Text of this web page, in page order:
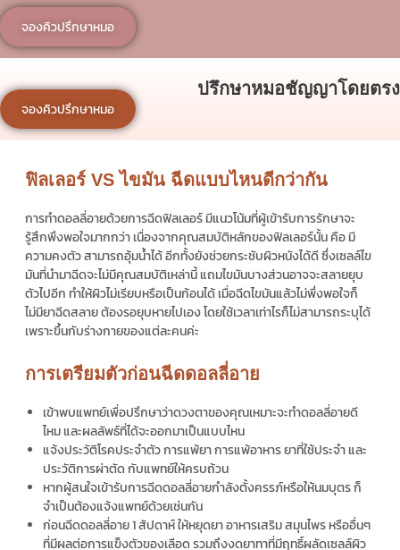
จองคิวปรึกษาหมอ
ปรึกษาหมอชัญญาโดยตรง
จองคิวปรึกษาหมอ
ฟิลเลอร์ VS ไขมัน ฉีดแบบไหนดีกว่ากัน
การทำดอลลี่อายด้วยการฉีดฟิลเลอร์ มีแนวโน้มที่ผู้เข้ารับการรักษาจะ
รู้สึกพึงพอใจมากกว่า เนื่องจากคุณสมบัติหลักของฟิลเลอร์นั้น คือ มี
ความคงตัว สามารถอุ้มน้ำได้ อีกทั้งยังช่วยกระชับผิวหนังได้ดี ซึ่งเซลล์ไข
มันที่นำมาฉีดจะไม่มีคุณสมบัติเหล่านี้ แถมไขมันบางส่วนอาจจะสลายยุบ
ตัวไปอีก ทำให้ผิวไม่เรียบหรือเป็นก้อนได้ เมื่อฉีดไขมันแล้วไม่พึ่งพอใจก็
ไม่มียาฉีดสลาย ต้องรอยุบหายไปเอง โดยใช้เวลาเท่าไรก็ไม่สามารถระบุได้
เพราะขึ้นกับร่างกายของแต่ละคนค่ะ
การเตรียมตัวก่อนฉีดดอลลี่อาย
เข้าพบแพทย์เพื่อปรึกษาว่าดวงตาของคุณเหมาะจะทำดอลลี่อายดี
ไหม และผลลัพธ์ที่ได้จะออกมาเป็นแบบไหน
แจ้งประวัติโรคประจำตัว การแพ้ยา การแพ้อาหาร ยาที่ใช้ประจำ และ
ประวัติการผ่าตัด กับแพทย์ให้ครบถ้วน
หากผู้สนใจเข้ารับการฉีดดอลลี่อายกำลังตั้งครรภ์หรือให้นมบุตร ก็
จำเป็นต้องแจ้งแพทย์ด้วยเช่นกัน
ก่อนฉีดดอลลี่อาย1 สัปดาห์ ให้หยุดยา อาหารเสริม สมุนไพร หรืออื่นๆ
ที่มีผลต่อการแข็งตัวของเลือด รวมถึงงดยาทาที่มีฤทธิ์ผลัดเซลล์ผิว